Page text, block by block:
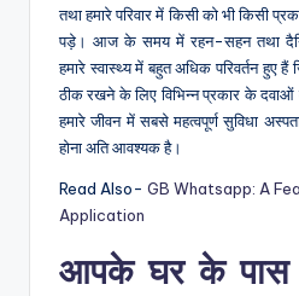
तथा हमारे परिवार में किसी को भी किसी
पड़े। आज के समय में रहन-सहन तथा
हमारे स्वास्थ्य में बहुत अधिक परिवर्तन हुए
ठीक रखने के लिए विभिन्न प्रकार के दवाओं
हमारे जीवन में सबसे महत्वपूर्ण सुविधा
होना अति आवश्यक है।
Read Also- GB Whatsapp: A
Application
आपके घर के पास